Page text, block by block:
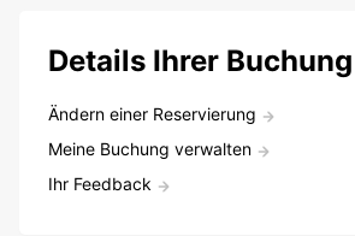
Details Ihrer Buchung
Ändern einer Reservierung
Meine Buchung verwalten
Ihr Feedback